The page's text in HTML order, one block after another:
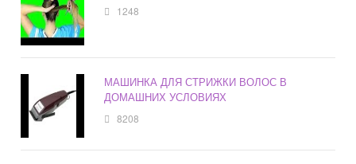
1248
МАШИНКА ДЛЯ СТРИЖКИ ВОЛОС В
ДОМАШНИХ УСЛОВИЯХ
8208